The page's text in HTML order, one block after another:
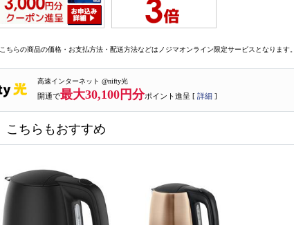
こちらの商品の価格・お支払方法・配送方法などはノジマオンライン限定サービスとなります。
高速インターネット @nifty光
開通で最大30,100円分ポイント進呈 [ 詳細 ]
こちらもおすすめ